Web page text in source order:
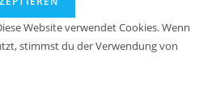
Website verwendet Cookies. Wenn
stimmst du der Verwendung von